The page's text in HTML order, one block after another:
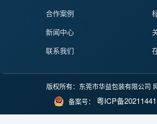
合作案例
新闻中心
联系我们
版权所有：东莞市华益包装有限公司
备案号： 粤ICP备